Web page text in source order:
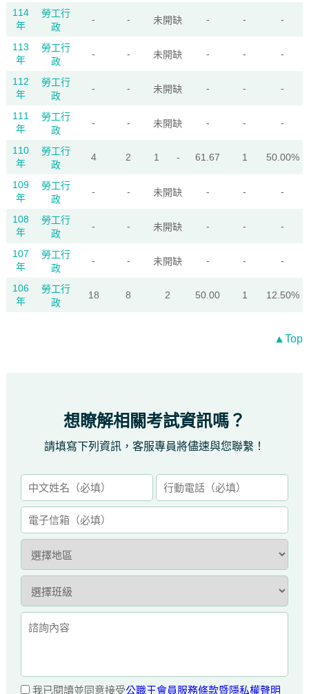
114
年
勞工行
政
- - 未開缺 - - -
113
年
勞工行
政
- - 未開缺 - - -
112
年
勞工行
政
- - 未開缺 - - -
111
年
勞工行
政
- - 未開缺 - - -
110
年
勞工行
政
4 2 1 - 61.67 1 50.00%
109
年
勞工行
政
- - 未開缺 - - -
108
年
勞工行
政
- - 未開缺 - - -
107
年
勞工行
政
- - 未開缺 - - -
106
年
勞工行
政
18 8 2 50.00 1 12.50%
▲Top
想瞭解相關考試資訊嗎？
請填寫下列資訊，客服專員將儘速與您聯繫！
我已閱讀並同意接受公職王會員服務條款暨隱私權聲明